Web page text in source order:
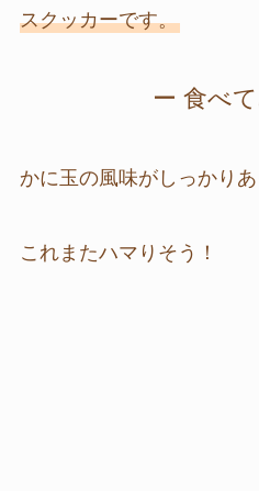
スクッカーです。
ー 食べ
かに玉の風味がしっかり
これまたハマりそう！